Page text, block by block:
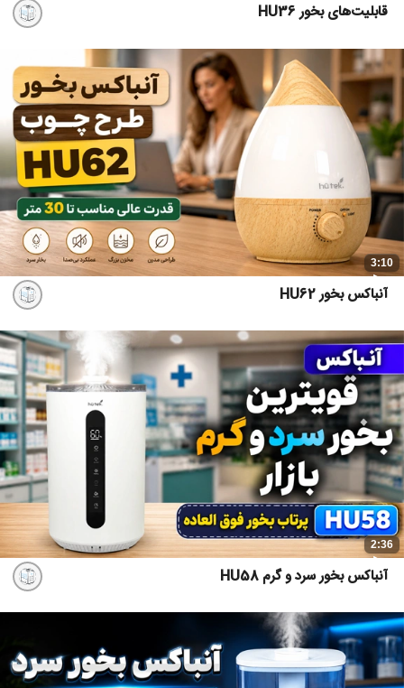
قابلیت‌های بخور HU36
3:10
آنباکس بخور HU62
2:36
آنباکس بخور سرد و گرم HU58